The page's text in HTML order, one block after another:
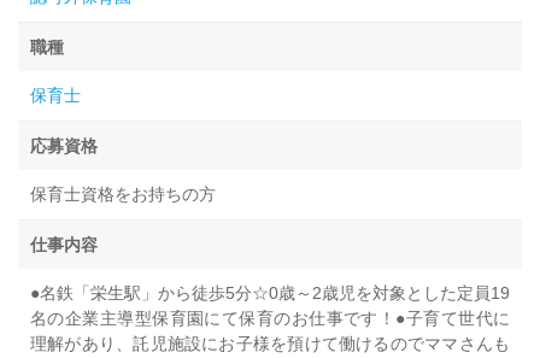
職種
保育士
応募資格
保育士資格をお持ちの方
仕事内容
●名鉄「栄生駅」から徒歩5分☆0歳～2歳児を対象とした定員19
名の企業主導型保育園にて保育のお仕事です！●子育て世代に
理解があり、託児施設にお子様を預けて働けるのでママさんも